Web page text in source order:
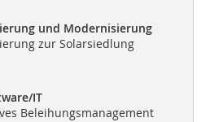
und Modernisierung
zur Solarsiedlung
IT
Beleihungsmanagement